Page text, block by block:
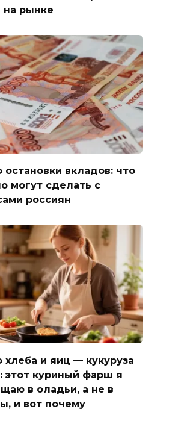
на рынке
остановки вкладов: что
могут сделать с
россиян
хлеба и яиц — кукуруза
этот куриный фарш я
в оладьи, а не в
и вот почему